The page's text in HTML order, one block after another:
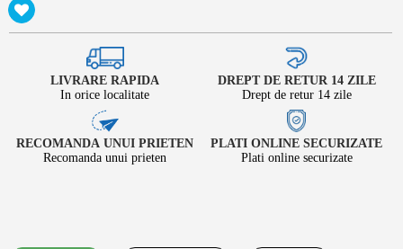
LIVRARE RAPIDA
In orice localitate
DREPT DE RETUR 14 ZILE
Drept de retur 14 zile
RECOMANDA UNUI PRIETEN
Recomanda unui prieten
PLATI ONLINE SECURIZATE
Plati online securizate